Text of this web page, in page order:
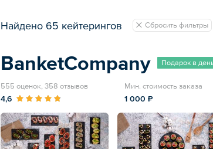
Найдено 65 кейтерингов Сбросить фильтры
BanketCompany Подарок в
555 оценок, 358 отзывов
4,6
Мин. стоимость заказа
1 000 ₽